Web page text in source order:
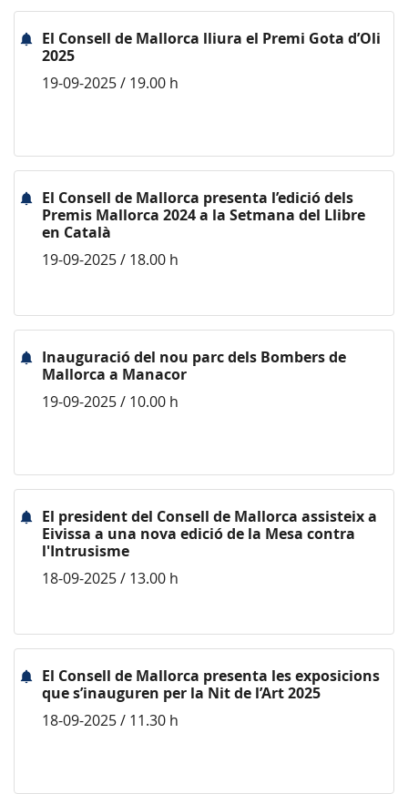
El Consell de Mallorca lliura el Premi Gota d’Oli
2025
19-09-2025 / 19.00 h
El Consell de Mallorca presenta l’edició dels
Premis Mallorca 2024 a la Setmana del Llibre
en Català
19-09-2025 / 18.00 h
Inauguració del nou parc dels Bombers de
Mallorca a Manacor
19-09-2025 / 10.00 h
El president del Consell de Mallorca assisteix a
Eivissa a una nova edició de la Mesa contra
l'Intrusisme
18-09-2025 / 13.00 h
El Consell de Mallorca presenta les exposicions
que s’inauguren per la Nit de l’Art 2025
18-09-2025 / 11.30 h